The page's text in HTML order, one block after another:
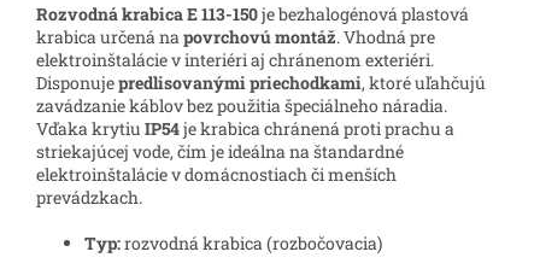
Rozvodná krabica E 113-150je bezhalogénová plastová
krabica určená napovrchovú montáž. Vhodná pre
elektroinštalácie v interiéri aj chránenom exteriéri.
Disponujepredlisovanými priechodkami, ktoré uľahčujú
zavádzanie káblov bez použitia špeciálneho náradia.
Vďaka krytiu IP54je krabica chránená proti prachu a
striekajúcej vode, čím je ideálna na štandardné
elektroinštalácie v domácnostiach či menších
prevádzkach.
Typ:rozvodná krabica (rozbočovacia)